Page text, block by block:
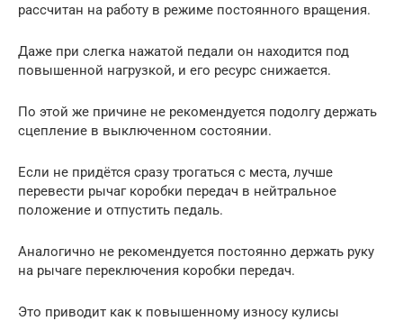
рассчитан на работу в режиме постоянного вращения.
Даже при слегка нажатой педали он находится под
повышенной нагрузкой, и его ресурс снижается.
По этой же причине не рекомендуется подолгу держать
сцепление в выключенном состоянии.
Если не придётся сразу трогаться с места, лучше
перевести рычаг коробки передач в нейтральное
положение и отпустить педаль.
Аналогично не рекомендуется постоянно держать руку
на рычаге переключения коробки передач.
Это приводит как к повышенному износу кулисы